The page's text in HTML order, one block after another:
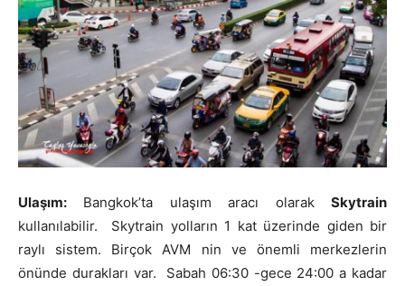
Ulaşım: Bangkok’ta ulaşım aracı olarak Skytrain
kullanılabilir. Skytrain yolların 1 kat üzerinde giden bir
raylı sistem. Birçok AVM nin ve önemli merkezlerin
önünde durakları var. Sabah 06:30 -gece 24:00 a kadar